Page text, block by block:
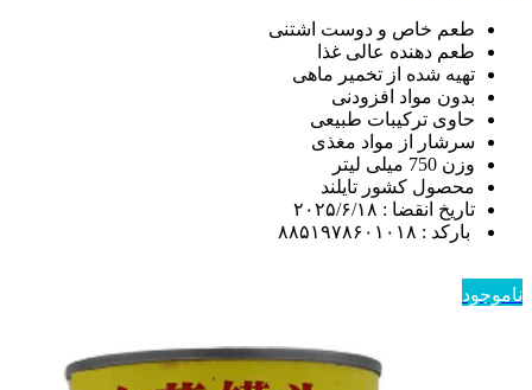
طعم خاص و دوست اشتنی
طعم دهنده عالی غذا
تهیه شده از تخمیر ماهی
بدون مواد افزودنی
حاوی ترکیبات طبیعی
سرشار از مواد مغذی
وزن 750 میلی لیتر
محصول کشور تایلند
تاریخ انقضا : ۲۰۲۵/۶/۱۸
بارکد : ۸۸۵۱۹۷۸۶۰۱۰۱۸
ناموجود